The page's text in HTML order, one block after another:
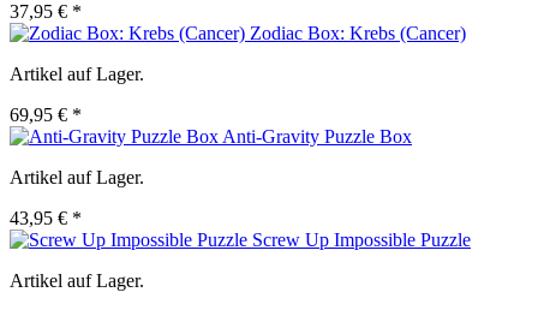
37,95 € *
Zodiac Box: Krebs (Cancer)
Artikel auf Lager.
69,95 € *
Anti-Gravity Puzzle Box
Artikel auf Lager.
43,95 € *
Screw Up Impossible Puzzle
Artikel auf Lager.